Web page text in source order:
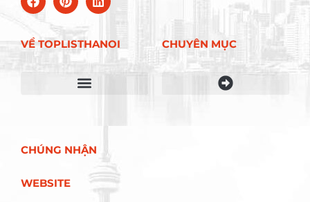
VỀ TOPLISTHANOI
CHÚNG NHẬN
WEBSITE
CHUYÊN MỤC